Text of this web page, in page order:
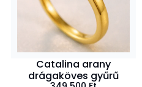
Catalina arany
drágaköves gyűrű